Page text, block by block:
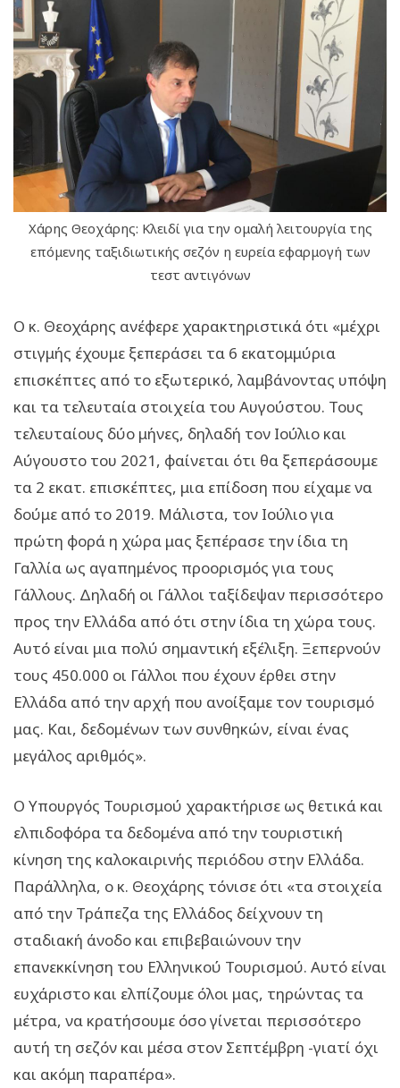
Χάρης Θεοχάρης: Κλειδί για την ομαλή λειτουργία της
επόμενης ταξιδιωτικής σεζόν η ευρεία εφαρμογή των
τεστ αντιγόνων
Ο κ. Θεοχάρης ανέφερε χαρακτηριστικά ότι «μέχρι
στιγμής έχουμε ξεπεράσει τα 6 εκατομμύρια
επισκέπτες από το εξωτερικό, λαμβάνοντας υπόψη
και τα τελευταία στοιχεία του Αυγούστου. Τους
τελευταίους δύο μήνες, δηλαδή τον Ιούλιο και
Αύγουστο του 2021, φαίνεται ότι θα ξεπεράσουμε
τα 2 εκατ. επισκέπτες, μια επίδοση που είχαμε να
δούμε από το 2019. Μάλιστα, τον Ιούλιο για
πρώτη φορά η χώρα μας ξεπέρασε την ίδια τη
Γαλλία ως αγαπημένος προορισμός για τους
Γάλλους. Δηλαδή οι Γάλλοι ταξίδεψαν περισσότερο
προς την Ελλάδα από ότι στην ίδια τη χώρα τους.
Αυτό είναι μια πολύ σημαντική εξέλιξη. Ξεπερνούν
τους 450.000 οι Γάλλοι που έχουν έρθει στην
Ελλάδα από την αρχή που ανοίξαμε τον τουρισμό
μας. Και, δεδομένων των συνθηκών, είναι ένας
μεγάλος αριθμός».
Ο Υπουργός Τουρισμού χαρακτήρισε ως θετικά και
ελπιδοφόρα τα δεδομένα από την τουριστική
κίνηση της καλοκαιρινής περιόδου στην Ελλάδα.
Παράλληλα, ο κ. Θεοχάρης τόνισε ότι «τα στοιχεία
από την Τράπεζα της Ελλάδος δείχνουν τη
σταδιακή άνοδο και επιβεβαιώνουν την
επανεκκίνηση του Ελληνικού Τουρισμού. Αυτό είναι
ευχάριστο και ελπίζουμε όλοι μας, τηρώντας τα
μέτρα, να κρατήσουμε όσο γίνεται περισσότερο
αυτή τη σεζόν και μέσα στον Σεπτέμβρη -γιατί όχι
και ακόμη παραπέρα».